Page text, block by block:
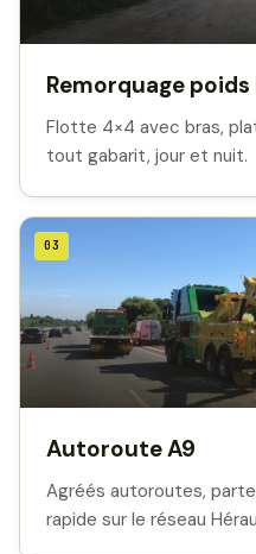
Remorquage
Flotte 4×4 avec bras,
tout gabarit, jour et nuit.
03
Autoroute A9
Agréés autoroutes,
rapide sur le réseau